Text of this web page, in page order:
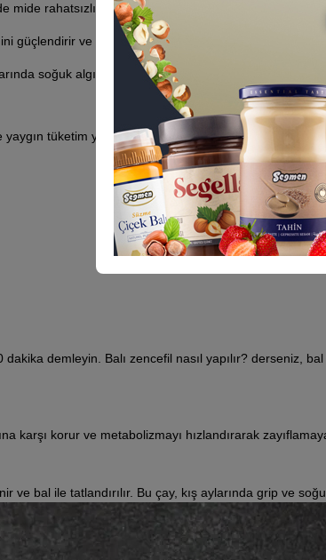
rahatsızlıklarını giderir ve enerji verir.
güçlendirir ve iltihap önleyici özellikler sunar.
soğuk algınlığına karşı etkilidir.
yaygın tüketim yöntemleri:
demleyin. Balı zencefil nasıl yapılır? derseniz,
karşı korur ve metabolizmayı hızlandırarak
bal ile tatlandırılır. Bu çay, kış aylarında grip ve